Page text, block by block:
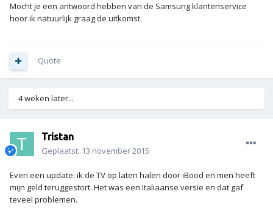
Mocht je een antwoord hebben van de Samsung klantenservice
hoor ik natuurlijk graag de uitkomst.
Quote
4 weken later...
Tristan
Geplaatst: 13 november 2015
Even een update: ik de TV op laten halen door iBood en men heeft
mijn geld teruggestort. Het was een Italiaanse versie en dat gaf
teveel problemen.